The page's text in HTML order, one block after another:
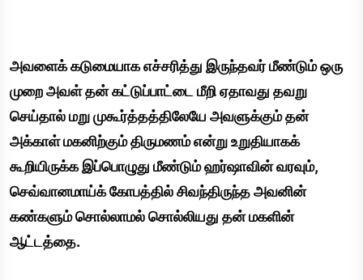
அவளைக் கடுமையாக எச்சரித்து இருந்தவர் மீண்டும் ஒரு
முறை அவள் தன் கட்டுப்பாட்டை மீறி ஏதாவது தவறு
செய்தால் மறு முகூர்த்தத்திலேயே அவளுக்கும் தன்
அக்காள் மகனிற்கும் திருமணம் என்று உறுதியாகக்
கூறியிருக்க இப்பொழுது மீண்டும் ஹர்ஷாவின் வரவும்,
செவ்வானமாய்க் கோபத்தில் சிவந்திருந்த அவனின்
கண்களும் சொல்லாமல் சொல்லியது தன் மகளின்
ஆட்டத்தை.